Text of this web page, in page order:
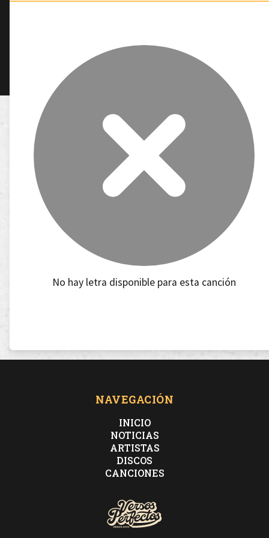
No hay letra disponible para esta canción
NAVEGACIÓN
INICIO
NOTICIAS
ARTISTAS
DISCOS
CANCIONES